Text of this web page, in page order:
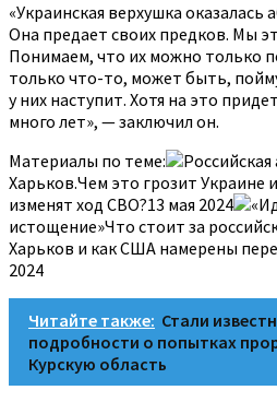
«Украинская верхушка
Она предает своих предков. Мы
Понимаем, что их можно только
только что-то, может быть,
у них наступит. Хотя на это
много лет», — заключил он.
Материалы по теме:
Харьков.Чем это грозит Украине
изменят ход СВО?13 мая 2024
истощение»Что стоит за
Харьков и как США намерены
2024
Читайте также: Стали
подробности о попытках
Курскую область